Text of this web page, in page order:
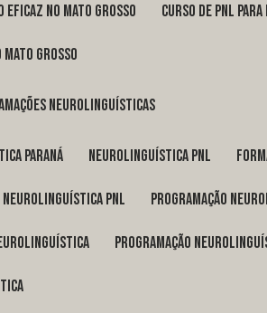
eficaz no Mato Grosso curso de pnl
Grosso
neurolinguísticas
Paraná neurolinguística pnl
neurolinguística pnl programação
programação